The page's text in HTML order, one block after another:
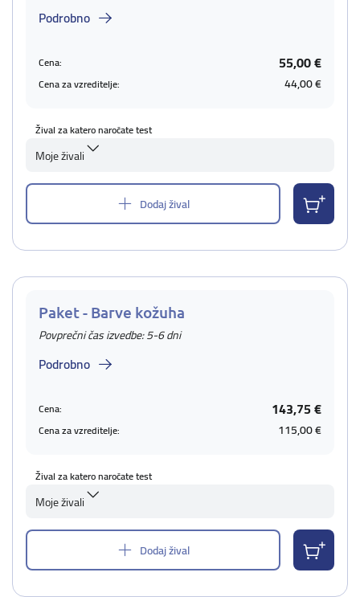
Podrobno
Cena: 55,00 €
Cena za vzreditelje: 44,00 €
Žival za katero naročate test
Moje živali
Dodaj žival
Paket - Barve kožuha
Povprečni čas izvedbe: 5-6 dni
Podrobno
Cena: 143,75 €
Cena za vzreditelje: 115,00 €
Žival za katero naročate test
Moje živali
Dodaj žival